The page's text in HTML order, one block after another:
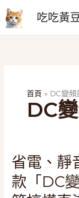
至
主
吃吃黃
首頁 DC變頻
DC
省電、靜
款「DC
省
電、
靜
音、